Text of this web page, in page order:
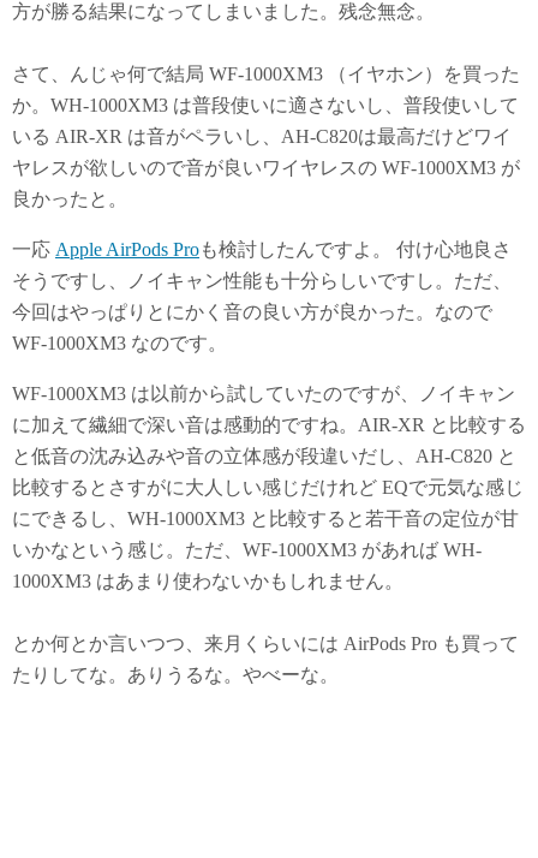
方が勝る結果になってしまいました。残念無念。
さて、んじゃ何で結局 WF-1000XM3 （イヤホン）を買った
か。WH-1000XM3 は普段使いに適さないし、普段使いして
いる AIR-XR は音がペラいし、AH-C820は最高だけどワイ
ヤレスが欲しいので音が良いワイヤレスの WF-1000XM3 が
良かったと。
一応 Apple AirPods Proも検討したんですよ。 付け心地良さ
そうですし、ノイキャン性能も十分らしいですし。ただ、
今回はやっぱりとにかく音の良い方が良かった。なので
WF-1000XM3 なのです。
WF-1000XM3 は以前から試していたのですが、ノイキャン
に加えて繊細で深い音は感動的ですね。AIR-XR と比較する
と低音の沈み込みや音の立体感が段違いだし、AH-C820 と
比較するとさすがに大人しい感じだけれど EQで元気な感じ
にできるし、WH-1000XM3 と比較すると若干音の定位が甘
いかなという感じ。ただ、WF-1000XM3 があれば WH-
1000XM3 はあまり使わないかもしれません。
とか何とか言いつつ、来月くらいには AirPods Pro も買って
たりしてな。ありうるな。やべーな。